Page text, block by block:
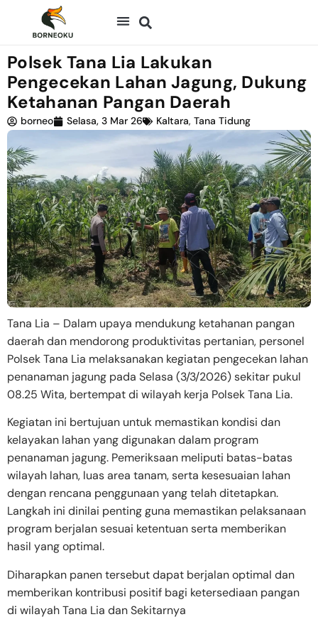
Polsek Tana Lia Lakukan
Pengecekan Lahan Jagung, Dukung
Ketahanan Pangan Daerah
borneo Selasa, 3 Mar 26 Kaltara, Tana Tidung
Tana Lia – Dalam upaya mendukung ketahanan pangan
daerah dan mendorong produktivitas pertanian, personel
Polsek Tana Lia melaksanakan kegiatan pengecekan lahan
penanaman jagung pada Selasa (3/3/2026) sekitar pukul
08.25 Wita, bertempat di wilayah kerja Polsek Tana Lia.
Kegiatan ini bertujuan untuk memastikan kondisi dan
kelayakan lahan yang digunakan dalam program
penanaman jagung. Pemeriksaan meliputi batas-batas
wilayah lahan, luas area tanam, serta kesesuaian lahan
dengan rencana penggunaan yang telah ditetapkan.
Langkah ini dinilai penting guna memastikan pelaksanaan
program berjalan sesuai ketentuan serta memberikan
hasil yang optimal.
Diharapkan panen tersebut dapat berjalan optimal dan
memberikan kontribusi positif bagi ketersediaan pangan
di wilayah Tana Lia dan Sekitarnya